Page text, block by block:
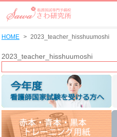
HOME 2023_teacher_hisshuumoshi
2023_teacher_hisshuumoshi